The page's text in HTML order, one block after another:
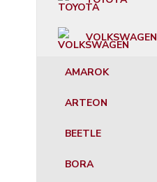
VOLKSWAGEN
AMAROK
ARTEON
BEETLE
BORA